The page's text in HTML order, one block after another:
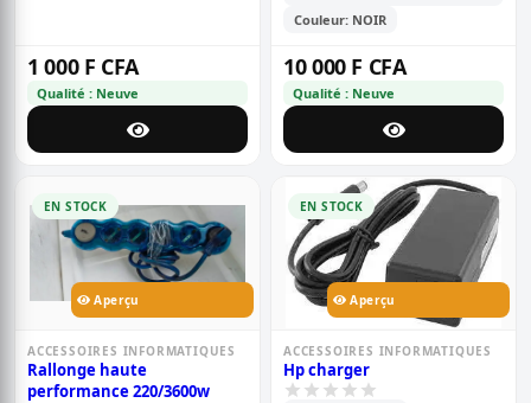
1 000 F CFA
Qualité : Neuve
Couleur: NOIR
10 000 F CFA
Qualité : Neuve
EN STOCK
Aperçu
ACCESSOIRES INFORMATIQUES
Rallonge haute
performance 220/3600w
EN STOCK
Aperçu
ACCESSOIRES INFORMATIQUES
Hp charger